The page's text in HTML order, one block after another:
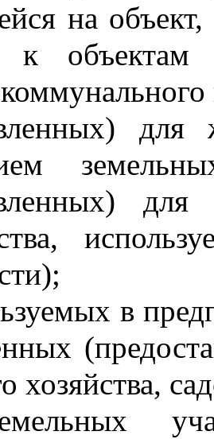
на
объектам
для
в
хозяйства,